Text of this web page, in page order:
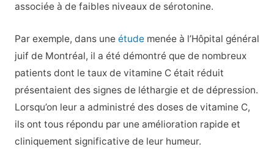
associée à de faibles niveaux de sérotonine.
Par exemple, dans une étudemenée à l’Hôpital général
juif de Montréal, il a été démontré que de nombreux
patients dont le taux de vitamine C était réduit
présentaient des signes de léthargie et de dépression.
Lorsqu’on leur a administré des doses de vitamine C,
ils ont tous répondu par une amélioration rapide et
cliniquement significative de leur humeur.